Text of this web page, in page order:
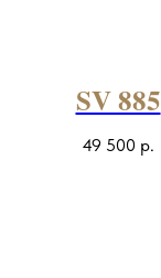
SV 885
49 500 р.